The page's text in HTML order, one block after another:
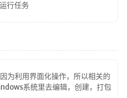
行任务
为利用界面化操作，所以相关的
系统里去编辑，创建，打包